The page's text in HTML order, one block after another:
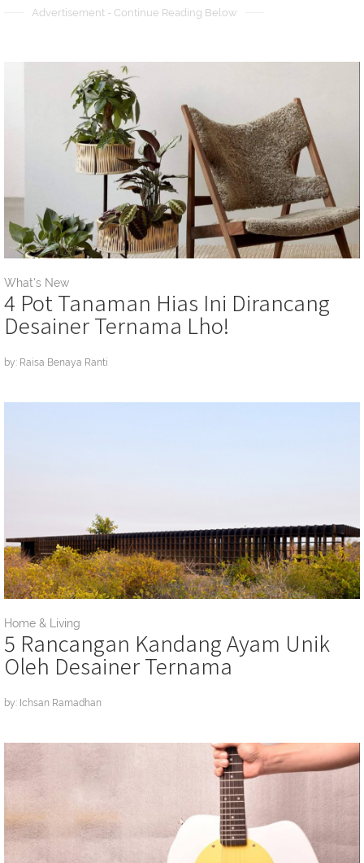
Advertisement - Continue Reading Below
What's New
4 Pot Tanaman Hias Ini Dirancang
Desainer Ternama Lho!
by: Raisa Benaya Ranti
Home & Living
5 Rancangan Kandang Ayam Unik
Oleh Desainer Ternama
by: Ichsan Ramadhan